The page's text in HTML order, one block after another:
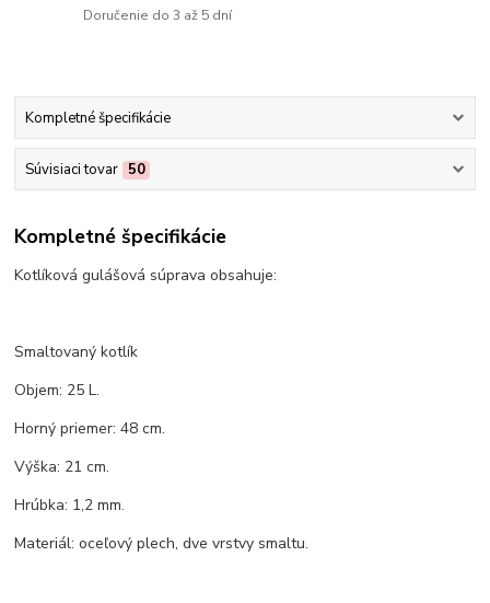
Doručenie do 3 až 5 dní
Kompletné špecifikácie
Súvisiaci tovar 50
Kompletné špecifikácie
Kotlíková gulášová súprava obsahuje:
Smaltovaný kotlík
Objem: 25 L.
Horný priemer: 48 cm.
Výška: 21 cm.
Hrúbka: 1,2 mm.
Materiál: oceľový plech, dve vrstvy smaltu.